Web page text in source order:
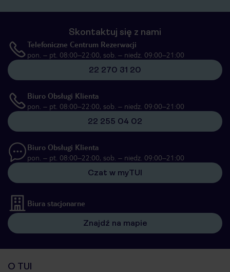
Skontaktuj się z nami
Telefoniczne Centrum Rezerwacji
pon. – pt. 08:00–22:00, sob. – niedz. 09:00–21:00
22 270 31 20
Biuro Obsługi Klienta
pon. – pt. 08:00–22:00, sob. – niedz. 09:00–21:00
22 255 04 02
Biuro Obsługi Klienta
pon. – pt. 08:00–22:00, sob. – niedz. 09:00–21:00
Czat w myTUI
Biura stacjonarne
Znajdź na mapie
O TUI